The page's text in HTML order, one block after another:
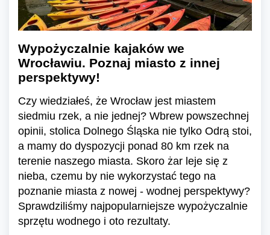
Wypożyczalnie kajaków we
Wrocławiu. Poznaj miasto z innej
perspektywy!
Czy wiedziałeś, że Wrocław jest miastem
siedmiu rzek, a nie jednej? Wbrew powszechnej
opinii, stolica Dolnego Śląska nie tylko Odrą stoi,
a mamy do dyspozycji ponad 80 km rzek na
terenie naszego miasta. Skoro żar leje się z
nieba, czemu by nie wykorzystać tego na
poznanie miasta z nowej - wodnej perspektywy?
Sprawdziliśmy najpopularniejsze wypożyczalnie
sprzętu wodnego i oto rezultaty.